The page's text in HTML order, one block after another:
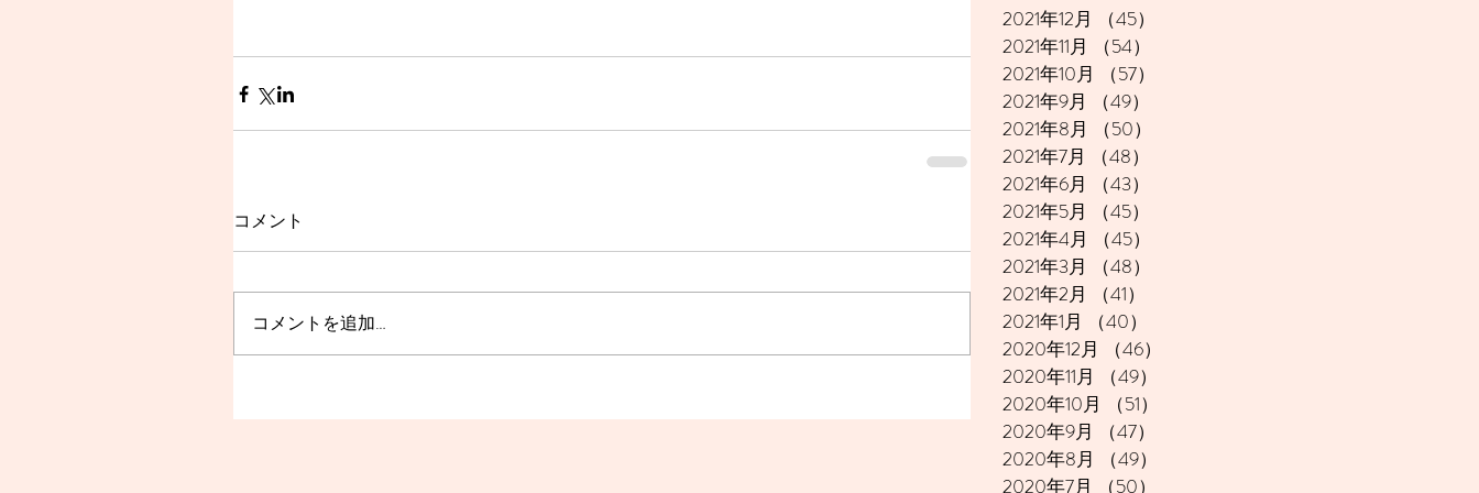
コメント
コメントを追加…
2021年12月 （45）
2021年11月
（54）
2021年10月
（57）
2021年9月
（49）
2021年8月
（50）
2021年7月
（48）
2021年6月
（43）
2021年5月
（45）
2021年4月
（45）
2021年3月
（48）
2021年2月
（41）
2021年1月
（40）
2020年12月
（46）
2020年11月
（49）
2020年10月
（51）
2020年9月
（47）
2020年8月
（49）
2020年7月
（50）